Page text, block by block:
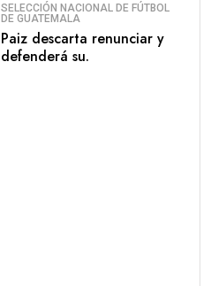
SELECCIÓN NACIONAL DE FÚTBOL
DE GUATEMALA
Paiz descarta renunciar y
defenderá su.